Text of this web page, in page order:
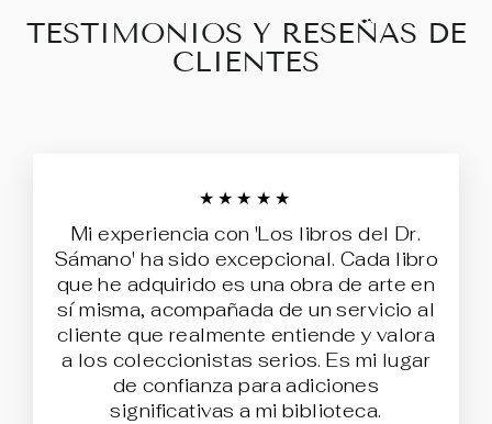
TESTIMONIOS Y RESEÑAS DE
CLIENTES
★★★★★
Mi experiencia con 'Los libros del Dr.
Sámano' ha sido excepcional. Cada libro
que he adquirido es una obra de arte en
sí misma, acompañada de un servicio al
cliente que realmente entiende y valora
a los coleccionistas serios. Es mi lugar
de confianza para adiciones
significativas a mi biblioteca.